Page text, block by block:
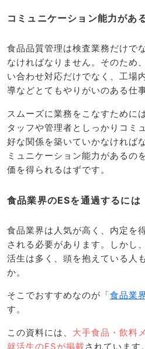
コミュニケーション能力があ
食品品質管理は検査業務だけで
なければなりません。そのため
い合わせ対応だけでなく、工場
導などとてもやりがいのある仕
スムーズに業務をこなすために
タッフや管理者としっかりコミ
好な関係を築いていかなければ
ミュニケーション能力があるの
価を得られるはずです。
食品業界のESを通過するには
食品業界は人気が高く、内定を
される必要があります。しかし
活生は多く、頭を抱えている人
か。
そこでおすすめなのが「食品業
す。
この資料には、 大手食品・飲料
就活生のESが掲載されています